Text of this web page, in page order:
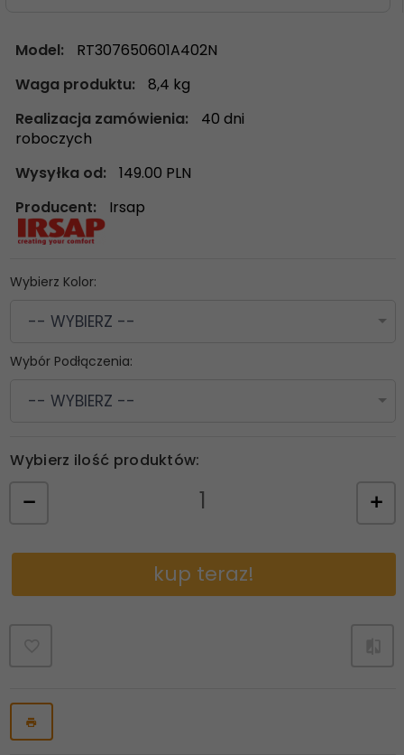
Model:
RT307650601A402N
Waga produktu:
8,4 kg
Realizacja zamówienia:
40 dni
roboczych
Wysyłka od:
149.00 PLN
Producent:
Irsap
Wybierz Kolor:
-- WYBIERZ --
Wybór Podłączenia:
-- WYBIERZ --
Wybierz ilość produktów:
kup teraz!